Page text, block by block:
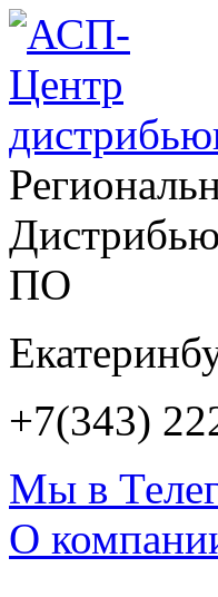
ПО
+7(343)
Мы в
О